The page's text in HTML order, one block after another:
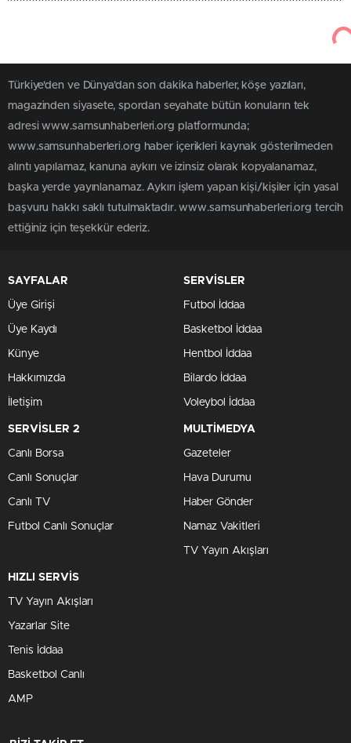
Türkiye'den ve Dünya’dan son dakika haberler, köşe yazıları,
magazinden siyasete, spordan seyahate bütün konuların tek
adresi www.samsunhaberleri.org platformunda;
www.samsunhaberleri.org haber içerikleri kaynak gösterilmeden
alıntı yapılamaz, kanuna aykırı ve izinsiz olarak kopyalanamaz,
başka yerde yayınlanamaz. Aykırı işlem yapan kişi/kişiler için yasal
başvuru hakkı saklı tutulmaktadır. www.samsunhaberleri.org tercih
ettiğiniz için teşekkür ederiz.
SAYFALAR
Üye Girişi
Üye Kaydı
Künye
Hakkımızda
İletişim
SERVİSLER
Futbol İddaa
Basketbol İddaa
Hentbol İddaa
Bilardo İddaa
Voleybol İddaa
SERVİSLER 2
Canlı Borsa
Canlı Sonuçlar
Canlı TV
Futbol Canlı Sonuçlar
MULTİMEDYA
Gazeteler
Hava Durumu
Haber Gönder
Namaz Vakitleri
TV Yayın Akışları
HIZLI SERVİS
TV Yayın Akışları
Yazarlar Site
Tenis İddaa
Basketbol Canlı
AMP